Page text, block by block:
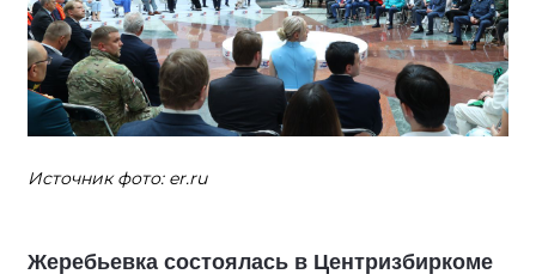
Источник фото: er.ru
Жеребьевка состоялась в Центризбиркоме